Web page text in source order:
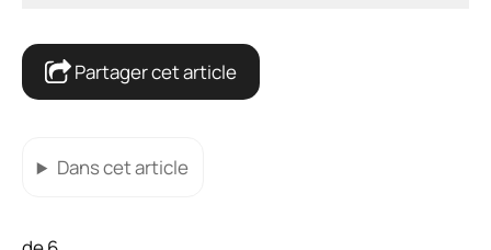
Partager cet article
Dans cet article